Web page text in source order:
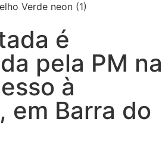
é
pela PM na
à
em Barra do